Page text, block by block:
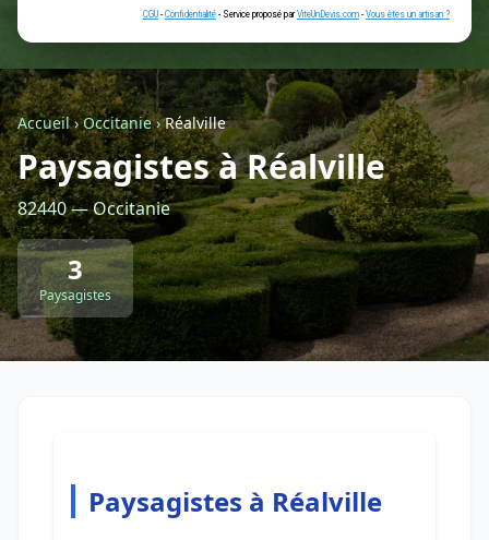
Géolocalisez-moi automatiquement !
Retour à la liste des métiers
CGU- Confidentialité - Service proposé parViteUnDevis.com-Vous
Accueil›Occitanie›Réalville
Paysagistes à Réalville
82440 — Occitanie
3
Paysagistes
Paysagistes à Réalville